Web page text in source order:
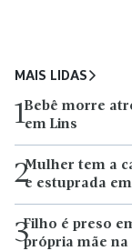
MAIS LIDAS
1Bebê morre
em Lins
2Mulher tem a
e estuprada
3Filho é preso
própria mãe